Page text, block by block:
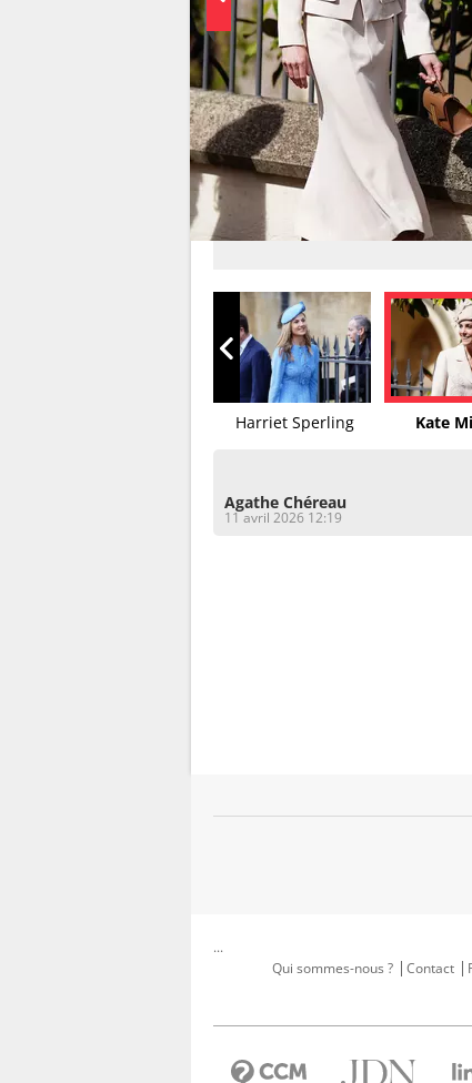
Harriet Sperling Kate
Agathe Chéreau
11 avril 2026 12:19
...
Qui sommes-nous ?
Contact